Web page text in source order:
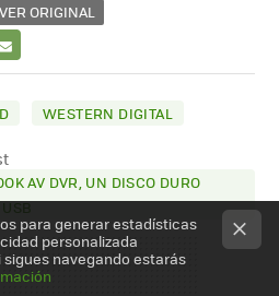
VER ORIGINAL
WESTERN DIGITAL
AV DVR, UN DISCO DURO
USB
para generar estadísticas
personalizada
navegando estarás